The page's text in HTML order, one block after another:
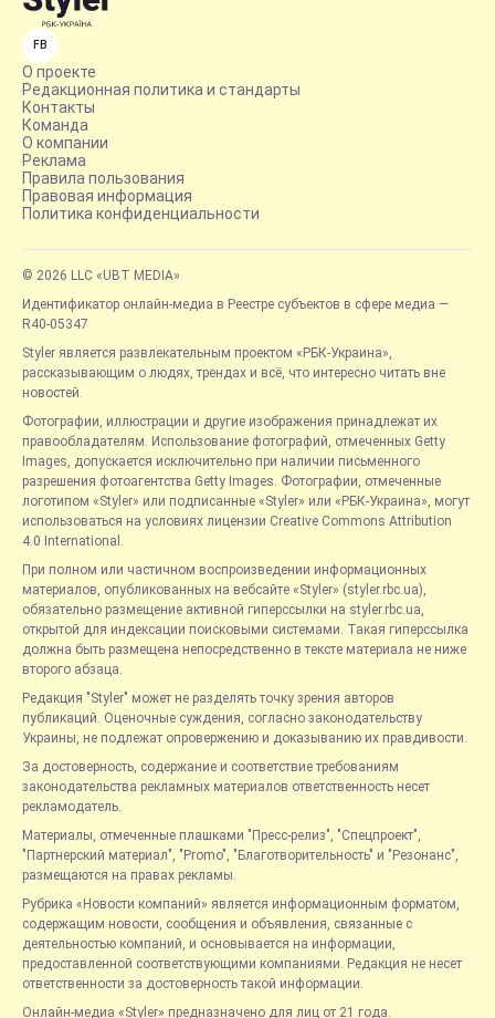
FB
О проекте
Редакционная политика и стандарты
Контакты
Команда
О компании
Реклама
Правила пользования
Правовая информация
Политика конфиденциальности
© 2026 LLC «UBT MEDIA»
Идентификатор онлайн-медиа в Реестре субъектов в сфере медиа —
R40-05347
Styler является развлекательным проектом «РБК-Украина»,
рассказывающим о людях, трендах и всё, что интересно читать вне
новостей.
Фотографии, иллюстрации и другие изображения принадлежат их
правообладателям. Использование фотографий, отмеченных Getty
Images, допускается исключительно при наличии письменного
разрешения фотоагентства Getty Images. Фотографии, отмеченные
логотипом «Styler» или подписанные «Styler» или «РБК-Украина», могут
использоваться на условиях лицензии Creative Commons Attribution
4.0 International.
При полном или частичном воспроизведении информационных
материалов, опубликованных на вебсайте «Styler» (styler.rbc.ua),
обязательно размещение активной гиперссылки на styler.rbc.ua,
открытой для индексации поисковыми системами. Такая гиперссылка
должна быть размещена непосредственно в тексте материала не ниже
второго абзаца.
Редакция "Styler" может не разделять точку зрения авторов
публикаций. Оценочные суждения, согласно законодательству
Украины, не подлежат опровержению и доказыванию их правдивости.
За достоверность, содержание и соответствие требованиям
законодательства рекламных материалов ответственность несет
рекламодатель.
Материалы, отмеченные плашками "Пресс-релиз", "Спецпроект",
"Партнерский материал", "Promo", "Благотворительность" и "Резонанс",
размещаются на правах рекламы.
Рубрика «Новости компаний» является информационным форматом,
содержащим новости, сообщения и объявления, связанные с
деятельностью компаний, и основывается на информации,
предоставленной соответствующими компаниями. Редакция не несет
ответственности за достоверность такой информации.
Онлайн-медиа «Styler» предназначено для лиц от 21 года.